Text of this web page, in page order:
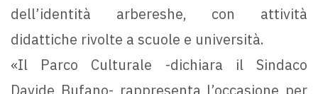
dell’identità arbereshe, con attività
didattiche rivolte a scuole e università.
«Il Parco Culturale -dichiara il Sindaco